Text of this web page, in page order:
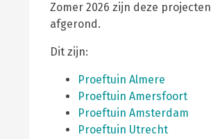
Zomer 2026 zijn deze projecten
afgerond.
Dit zijn:
Proeftuin Almere
Proeftuin Amersfoort
Proeftuin Amsterdam
Proeftuin Utrecht